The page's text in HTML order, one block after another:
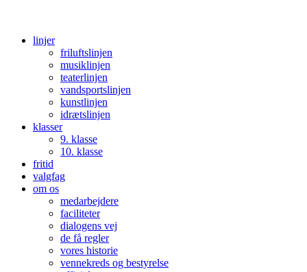
linjer
friluftslinjen
musiklinjen
teaterlinjen
vandsportslinjen
kunstlinjen
idrætslinjen
klasser
9. klasse
10. klasse
fritid
valgfag
om os
medarbejdere
faciliteter
dialogens vej
de få regler
vores historie
vennekreds og bestyrelse